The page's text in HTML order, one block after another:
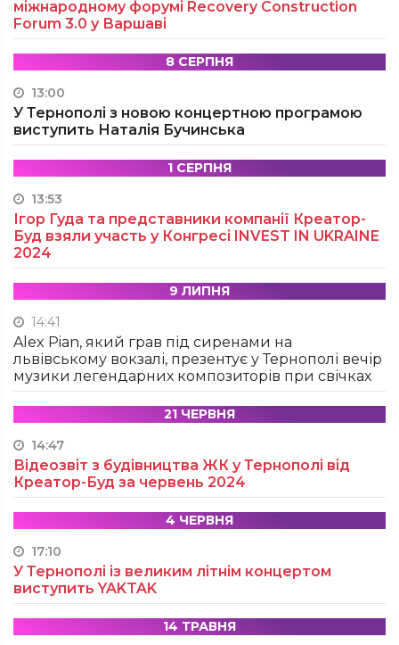
міжнародному форумі Recovery Construction
Forum 3.0 у Варшаві
8 СЕРПНЯ
13:00
У Тернополі з новою концертною програмою
виступить Наталія Бучинська
1 СЕРПНЯ
13:53
Ігор Гуда та представники компанії Креатор-
Буд взяли участь у Конгресі INVEST IN UKRAINE
2024
9 ЛИПНЯ
14:41
Alex Pian, який грав під сиренами на
львівському вокзалі, презентує у Тернополі вечір
музики легендарних композиторів при свічках
21 ЧЕРВНЯ
14:47
Відеозвіт з будівництва ЖК у Тернополі від
Креатор-Буд за червень 2024
4 ЧЕРВНЯ
17:10
У Тернополі із великим літнім концертом
виступить YAKTAK
14 ТРАВНЯ